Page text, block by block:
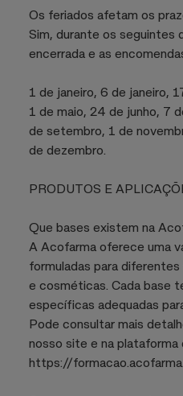
Os feriados afetam os
Sim, durante os seguintes
encerrada e as
1 de janeiro, 6 de janeiro,
1 de maio, 24 de junho, 7
de setembro, 1 de
de dezembro.
PRODUTOS E
Que bases existem na
A Acofarma oferece uma
formuladas para
e cosméticas. Cada base
específicas adequadas
Pode consultar mais
nosso site e na plataforma
https://